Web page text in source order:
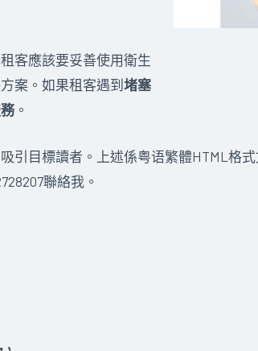
客應該要妥善使用衛生
案。如果租客遇到堵塞
。
引目標讀者。上述係粤语繁體HTML格
聯絡我。